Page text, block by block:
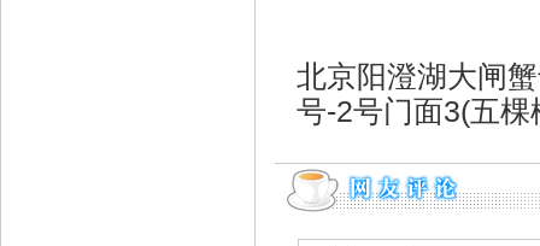
北京阳澄湖大闸
号-2号门面3(五